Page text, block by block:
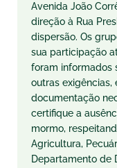
Avenida João
direção à Rua
dispersão. Os
sua participação
foram informados
outras exigências,
documentação
certifique a
mormo,
Agricultura,
Departamento de